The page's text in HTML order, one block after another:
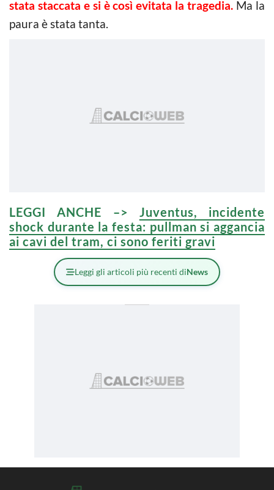
stata staccata e si è così evitata la tragedia. Ma la
paura è stata tanta.
LEGGI ANCHE –> Juventus, incidente
shock durante la festa: pullman si aggancia
ai cavi del tram, ci sono feriti gravi
Leggi gli articoli più recenti diNews